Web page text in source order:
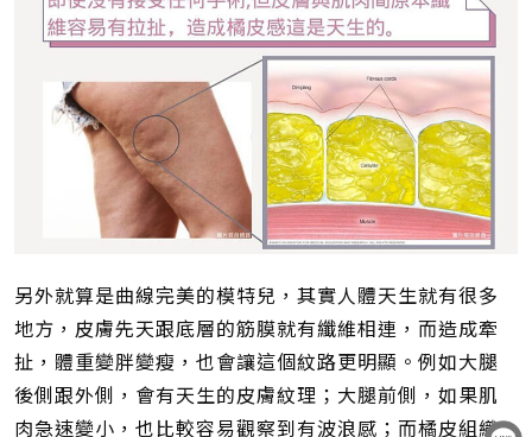
另外就算是曲線完美的模特兒，其實人體天生就有很多
地方，皮膚先天跟底層的筋膜就有纖維相連，而造成牽
扯，體重變胖變瘦，也會讓這個紋路更明顯。例如大腿
後側跟外側，會有天生的皮膚紋理；大腿前側，如果肌
肉急速變小，也比較容易觀察到有波浪感；而橘皮組織